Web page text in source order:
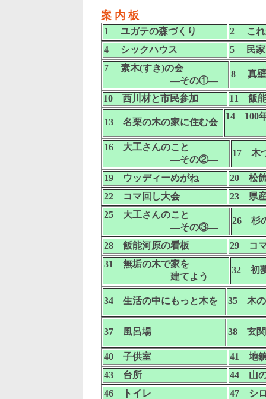
案 内 板
1 ユガテの森づくり
2 これ
4 シックハウス
5 民家
7 素木(すき)の会
―その①―
8 真壁
10 西川材と市民参加 11 飯
13 名栗の木の家に住む会
14 100
16 大工さんのこと
―その②―
17 木
19 ウッディーめがね
20 松
22 コマ回し大会
23 県
25 大工さんのこと
―その③―
26 杉
28 飯能河原の看板
29 コ
31 無垢の木で家を
建てよう
32 初
34 生活の中にもっと木を 35 木の
37 風呂場 38 玄関
40 子供室
41 地
43 台所
44 山
46 トイレ
47 シ